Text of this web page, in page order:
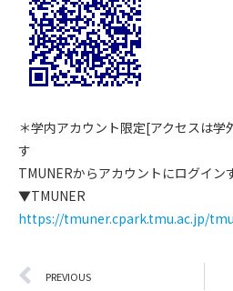
＊学内アカウント限定[アクセスは
す
TMUNERからアカウントにログイン
▼TMUNER
https://tmuner.cpark.tmu.ac.jp/
PREVIOUS